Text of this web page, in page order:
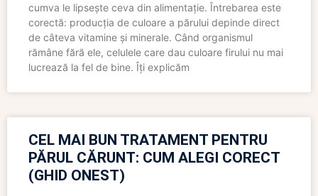
cumva le lipsește ceva din alimentație. Întrebarea este
corectă: producția de culoare a părului depinde direct
de câteva vitamine și minerale. Când organismul
rămâne fără ele, celulele care dau culoare firului nu mai
lucrează la fel de bine. Îți explicăm
CEL MAI BUN TRATAMENT PENTRU
PĂRUL CĂRUNT: CUM ALEGI CORECT
(GHID ONEST)